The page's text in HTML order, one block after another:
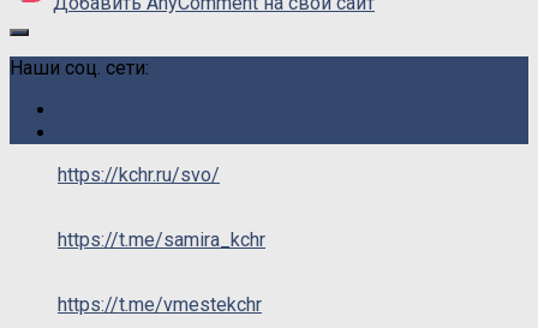
Наши соц. сети:
https://kchr.ru/svo/
https://t.me/samira_kchr
https://t.me/vmestekchr